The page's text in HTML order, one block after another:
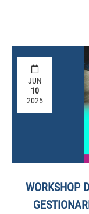
JUN
10
2025
WORKSHOP